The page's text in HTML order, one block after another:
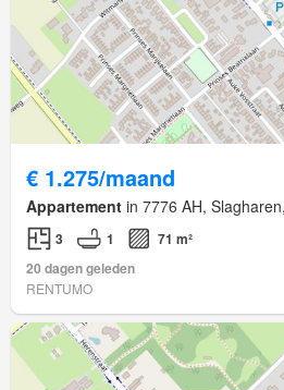
€ 1.275/maand
Appartement in 7776 AH,
3 1
71 m²
20 dagen geleden
RENTUMO